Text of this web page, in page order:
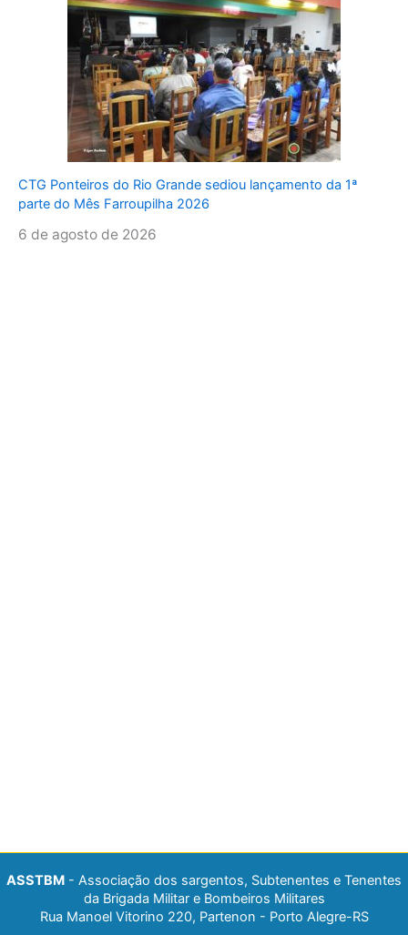
CTG Ponteiros do Rio Grande sediou lançamento da 1ª
parte do Mês Farroupilha 2026
6 de agosto de 2026
ASSTBM - Associação dos sargentos, Subtenentes e Tenentes
da Brigada Militar e Bombeiros Militares
Rua Manoel Vitorino 220, Partenon - Porto Alegre-RS